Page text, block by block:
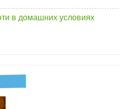
в домашних условиях